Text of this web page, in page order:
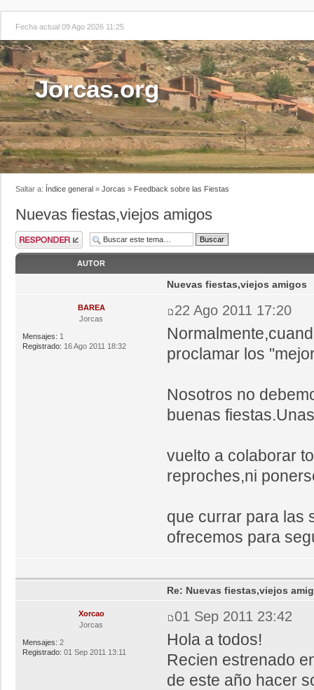
Fecha actual 09 Ago 2026 11:25
Jorcas.org
Saltar a: Índice general » Jorcas » Feedback sobre las Fiestas
Nuevas fiestas,viejos amigos
AUTOR
BAREA
Jorcas
Mensajes: 1
Registrado: 16 Ago 2011 18:32
Nuevas fiestas,viejos amigos
22 Ago 2011 17:20
proclamar los
Nosotros no
buenas
vuelto a colaborar
reproches,ni
que currar para las
ofrecemos para
Xorcao
Jorcas
Mensajes: 2
Registrado: 01 Sep 2011 13:11
Re: Nuevas fiestas,viejos
01 Sep 2011 23:42
Hola a todos!
Recien estrenado
de este año hacer